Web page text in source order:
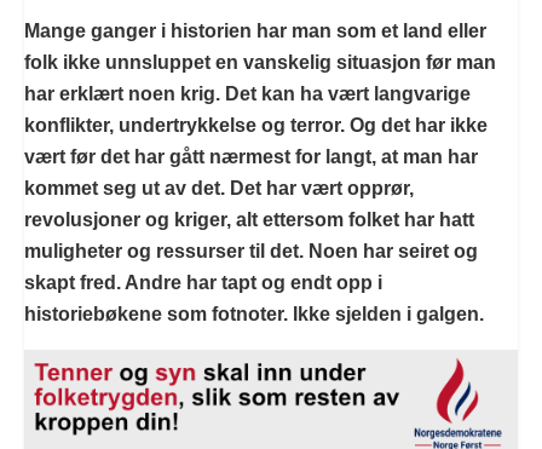
Mange ganger i historien har man som et land eller
folk ikke unnsluppet en vanskelig situasjon før man
har erklært noen krig. Det kan ha vært langvarige
konflikter, undertrykkelse og terror. Og det har ikke
vært før det har gått nærmest for langt, at man har
kommet seg ut av det. Det har vært opprør,
revolusjoner og kriger, alt ettersom folket har hatt
muligheter og ressurser til det. Noen har seiret og
skapt fred. Andre har tapt og endt opp i
historiebøkene som fotnoter. Ikke sjelden i galgen.